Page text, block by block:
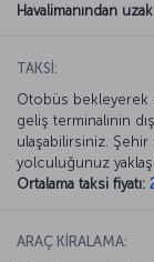
Havalimanından
TAKSİ:
Otobüs bekleyerek
geliş terminalinin
ulaşabilirsiniz. Şehir
yolculuğunuz
Ortalama taksi fiyatı:
ARAÇ KİRALAMA: